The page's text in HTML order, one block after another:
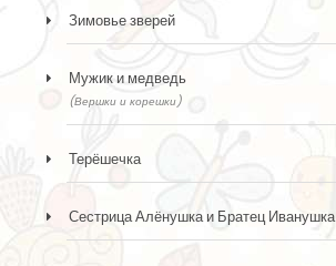
Зимовье зверей
Мужик и медведь
(Вершки и корешки)
Терёшечка
Сестрица Алёнушка и Братец Иванушка